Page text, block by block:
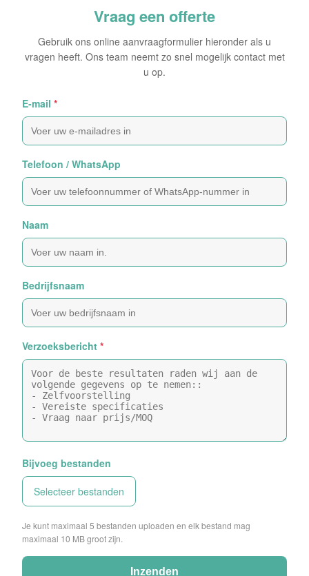
Vraag een offerte
Gebruik ons online aanvraagformulier hieronder als u
vragen heeft. Ons team neemt zo snel mogelijk contact met
u op.
E-mail *
Telefoon / WhatsApp
Naam
Bedrijfsnaam
Verzoeksbericht *
Bijvoeg bestanden
Selecteer bestanden
Je kunt maximaal 5 bestanden uploaden en elk bestand mag
maximaal 10 MB groot zijn.
Inzenden